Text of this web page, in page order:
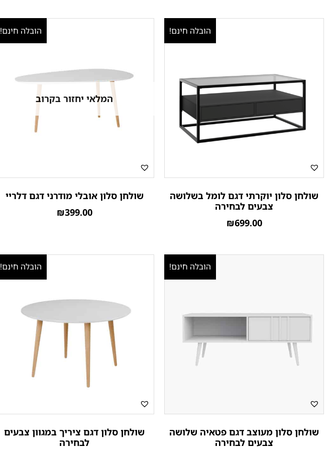
הובלה חינם!
שולחן סלון יוקרתי דגם לומל בשלושה
צבעים לבחירה
₪699.00
הובלה חינם!
המלאי יחזור בקרוב
שולחן סלון אובלי מודרני דגם דלריי
₪399.00
הובלה חינם!
שולחן סלון מעוצב דגם פטאיה שלושה
צבעים לבחירה
הובלה חינם!
שולחן סלון דגם ציריך במגוון צבעים
לבחירה